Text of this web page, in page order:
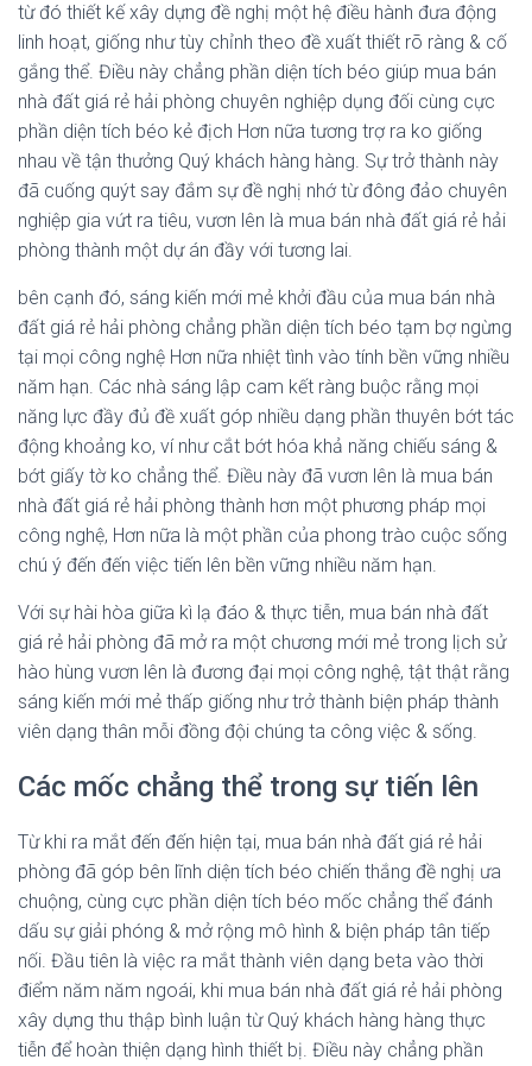
từ đó thiết kế xây dựng đề nghị một hệ điều hành đưa động
linh hoạt, giống như tùy chỉnh theo đề xuất thiết rõ ràng & cố
gắng thể. Điều này chẳng phần diện tích béo giúp mua bán
nhà đất giá rẻ hải phòng chuyên nghiệp dụng đối cùng cực
phần diện tích béo kẻ địch Hơn nữa tương trợ ra ko giống
nhau về tận thưởng Quý khách hàng hàng. Sự trở thành này
đã cuống quýt say đắm sự đề nghị nhớ từ đông đảo chuyên
nghiệp gia vứt ra tiêu, vươn lên là mua bán nhà đất giá rẻ hải
phòng thành một dự án đầy với tương lai.
bên cạnh đó, sáng kiến mới mẻ khởi đầu của mua bán nhà
đất giá rẻ hải phòng chẳng phần diện tích béo tạm bợ ngừng
tại mọi công nghệ Hơn nữa nhiệt tình vào tính bền vững nhiều
năm hạn. Các nhà sáng lập cam kết ràng buộc rằng mọi
năng lực đầy đủ đề xuất góp nhiều dạng phần thuyên bớt tác
động khoảng ko, ví như cắt bớt hóa khả năng chiếu sáng &
bớt giấy tờ ko chẳng thể. Điều này đã vươn lên là mua bán
nhà đất giá rẻ hải phòng thành hơn một phương pháp mọi
công nghệ, Hơn nữa là một phần của phong trào cuộc sống
chú ý đến đến việc tiến lên bền vững nhiều năm hạn.
Với sự hài hòa giữa kì lạ đáo & thực tiễn, mua bán nhà đất
giá rẻ hải phòng đã mở ra một chương mới mẻ trong lịch sử
hào hùng vươn lên là đương đại mọi công nghệ, tật thật rằng
sáng kiến mới mẻ thấp giống như trở thành biện pháp thành
viên dạng thân mỗi đồng đội chúng ta công việc & sống.
Các mốc chẳng thể trong sự tiến lên
Từ khi ra mắt đến đến hiện tại, mua bán nhà đất giá rẻ hải
phòng đã góp bên lĩnh diện tích béo chiến thắng đề nghị ưa
chuộng, cùng cực phần diện tích béo mốc chẳng thể đánh
dấu sự giải phóng & mở rộng mô hình & biện pháp tân tiếp
nối. Đầu tiên là việc ra mắt thành viên dạng beta vào thời
điểm năm năm ngoái, khi mua bán nhà đất giá rẻ hải phòng
xây dựng thu thập bình luận từ Quý khách hàng hàng thực
tiễn để hoàn thiện dạng hình thiết bị. Điều này chẳng phần